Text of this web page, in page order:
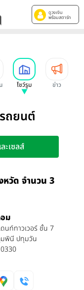
ดูวงเงิน
พร้อมสตาร์ท
โชว์รูม ข่าว
ถยนต์
ะเซลส์
วัด จำนวน 3
ม
นท์ทาวเวอร์ ชั้น 7
พินี ปทุมวัน